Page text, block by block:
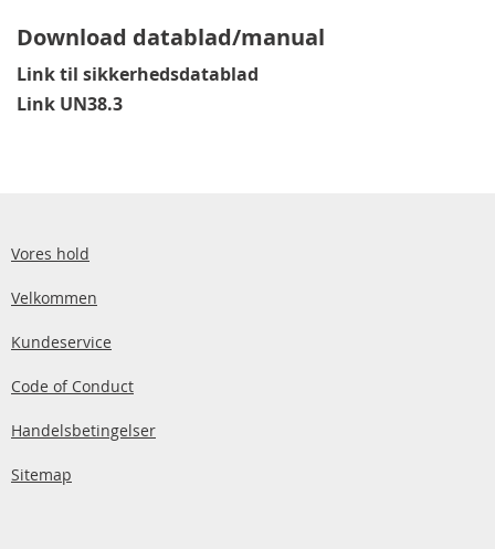
Download datablad/manual
Link til sikkerhedsdatablad
Link UN38.3
Vores hold
Velkommen
Kundeservice
Code of Conduct
Handelsbetingelser
Sitemap